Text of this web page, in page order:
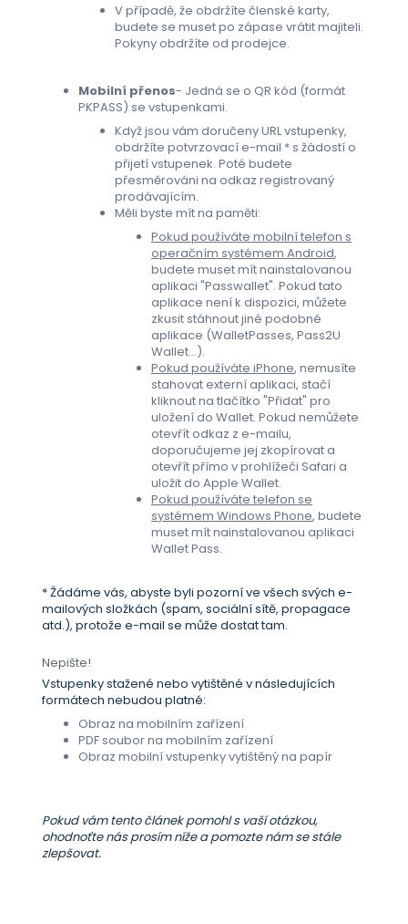
V případě, že obdržíte členské karty,
budete se muset po zápase vrátit majiteli.
Pokyny obdržíte od prodejce.
Mobilní přenos- Jedná se o QR kód (formát
PKPASS) se vstupenkami.
Když jsou vám doručeny URL vstupenky,
obdržíte potvrzovací e-mail * s žádostí o
přijetí vstupenek. Poté budete
přesměrováni na odkaz registrovaný
prodávajícím.
Měli byste mít na paměti:
Pokud používáte mobilní telefon s
operačním systémem Android,
budete muset mít nainstalovanou
aplikaci "Passwallet". Pokud tato
aplikace není k dispozici, můžete
zkusit stáhnout jiné podobné
aplikace (WalletPasses, Pass2U
Wallet...).
Pokud používáte iPhone, nemusíte
stahovat externí aplikaci, stačí
kliknout na tlačítko "Přidat" pro
uložení do Wallet. Pokud nemůžete
otevřít odkaz z e-mailu,
doporučujeme jej zkopírovat a
otevřít přímo v prohlížeči Safari a
uložit do Apple Wallet.
Pokud používáte telefon se
systémem Windows Phone, budete
muset mít nainstalovanou aplikaci
Wallet Pass.
* Žádáme vás, abyste byli pozorní ve všech svých e-
mailových složkách (spam, sociální sítě, propagace
atd.), protože e-mail se může dostat tam.
Nepište!
Vstupenky stažené nebo vytištěné v následujících
formátech nebudou platné:
Obraz na mobilním zařízení
PDF soubor na mobilním zařízení
Obraz mobilní vstupenky vytištěný na papír
Pokud vám tento článek pomohl s vaší otázkou,
ohodnoťte nás prosím níže a pomozte nám se stále
zlepšovat.